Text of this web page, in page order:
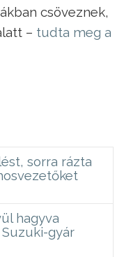
csöveznek,
– tudta meg a
sorra rázta
hagyva
gyár